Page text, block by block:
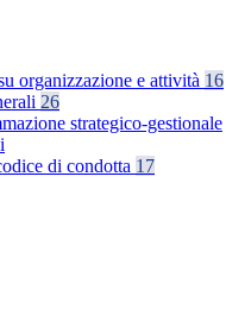
organizzazione e attività 16
26
strategico-gestionale
di condotta 17